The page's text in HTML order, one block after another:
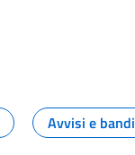
Avvisi e bandi